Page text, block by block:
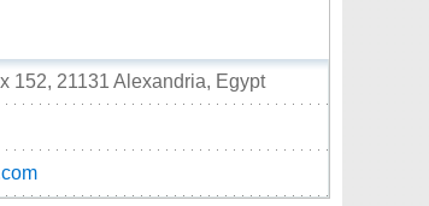
152, 21131 Alexandria, Egypt